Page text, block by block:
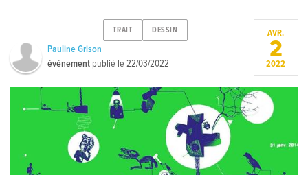
TRAIT DESSIN
Pauline Grison
événement publié le22/03/2022
AVR.
2
2022